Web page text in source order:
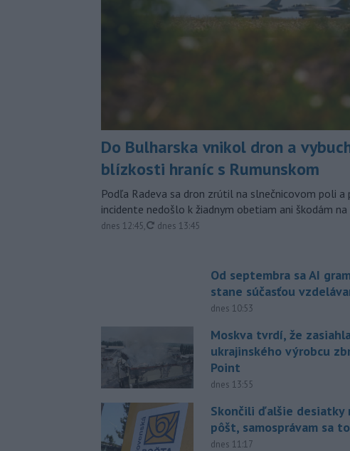
Do Bulharska vnikol dron a
blízkosti hraníc s Rumunskom
Podľa Radeva sa dron zrútil na slnečnicovom poli
incidente nedošlo k žiadnym obetiam ani škodám
dnes 12:45, aktualizované
dnes 13:45
Od septembra sa AI
stane súčasťou
dnes 10:53
Moskva tvrdí, že
ukrajinského výrobcu
Point
dnes 13:55
Skončili ďalšie desiatky
pôšt, samosprávam sa
dnes 11:17